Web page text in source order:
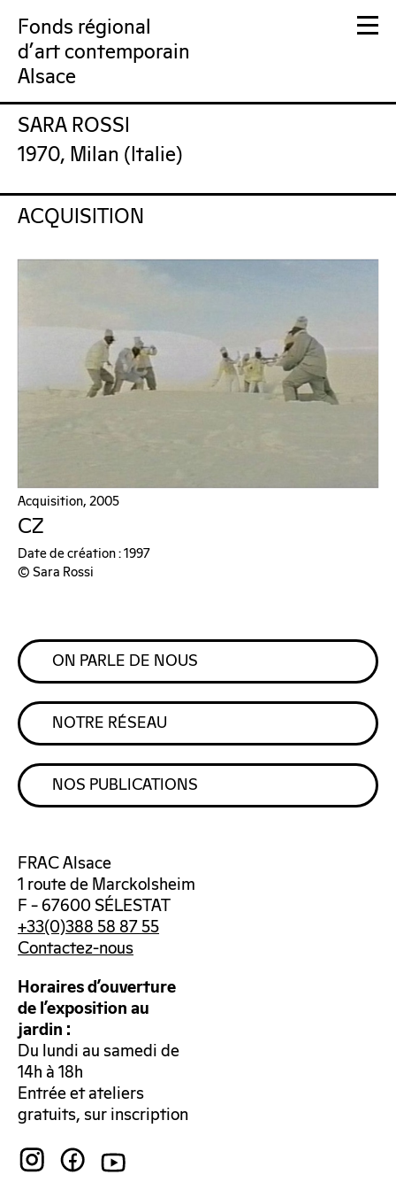
Fonds régional
d'art contemporain
Alsace
FRAC Alsace
SARA ROSSI
1970, Milan (Italie)
ACQUISITION
Acquisition, 2005
CZ
Date de création : 1997
© Sara Rossi
ON PARLE DE NOUS
NOTRE RÉSEAU
NOS PUBLICATIONS
FRAC Alsace
1 route de Marckolsheim
F – 67600 SÉLESTAT
+33(0)388 58 87 55
Contactez-nous
Horaires d’ouverture
de l’exposition au
jardin :
Du lundi au samedi de
14h à 18h
Entrée et ateliers
gratuits, sur inscription